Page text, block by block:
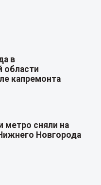
в
области
капремонта
метро сняли на
Новгорода